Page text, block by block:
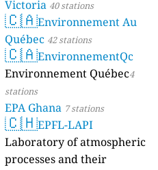
Victoria 40 stations
🇨🇦Environnement Au
Québec 42 stations
🇨🇦EnvironnementQc
Environnement Québec4
stations
EPA Ghana 7 stations
🇨🇭EPFL-LAPI
Laboratory of atmospheric
processes and their